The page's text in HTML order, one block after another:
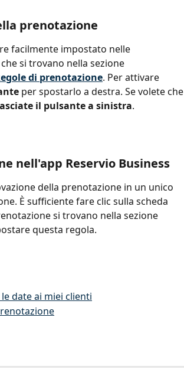
prenotazione
facilmente impostato nelle
si trovano nella sezione
di prenotazione. Per attivare
per spostarlo a destra. Se volete che
il pulsante a sinistra.
nell'app Reservio Business
della prenotazione in un unico
È sufficiente fare clic sulla scheda
si trovano nella sezione
questa regola.
date ai miei clienti